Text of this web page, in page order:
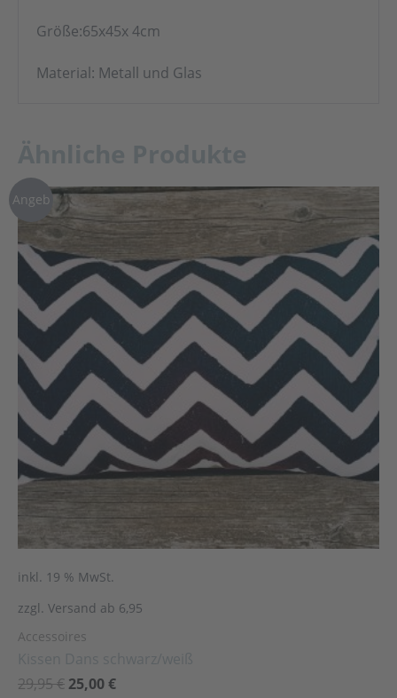
Größe:65x45x 4cm
Material: Metall und Glas
Angeb
ot!
inkl. 19 % MwSt.
zzgl. Versand ab 6,95
Accessoires
29,95€ 25,00€